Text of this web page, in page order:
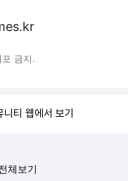
금지.
티 웹에서 보기
체보기